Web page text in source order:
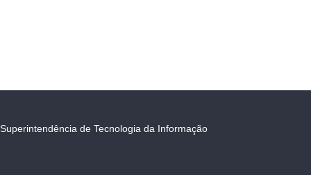
Superintendência de Tecnologia da Informação